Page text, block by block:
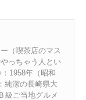
（喫茶店のマス
っちゃう人とい
1958年（昭和
純潔の長崎県大
級ご当地グルメ